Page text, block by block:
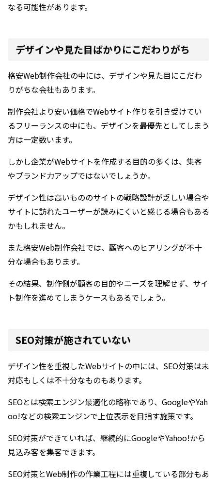
なる可能性があります。
デザインや見た目ばかりにこだわりがち
格安Web制作会社の中には、デザインや見た目にこだわ
りがちな会社もあります。
制作会社より安い価格でWebサイト作りを引き受けてい
るフリーランスの中にも、デザインを最優先としてしまう
方は一定数います。
しかし企業がWebサイトを作成する目的の多くは、集客
やブランド力アップではないでしょうか。
デザイン性は高いもののサイトの戦略設計が乏しい場合や
サイトに訪れたユーザーが読みにくいと感じる場合もある
かもしれません。
また格安Web制作会社では、顧客へのヒアリングが不十
分な場合もあります。
その結果、制作側が顧客の目的やニーズを理解せず、サイ
ト制作を進めてしまうケースもあるでしょう。
SEO対策が施されていない
デザイン性を重視したWebサイトの中には、SEO対策は未
対応もしくは不十分なものもあります。
SEOとは検索エンジン最適化の略称であり、GoogleやYah
oo!などの検索エンジンで上位表示を目指す施策です。
SEO対策ができていれば、継続的にGoogleやYahoo!から
見込み客を集客できます。
SEO対策とWeb制作の作業工程には重複している部分もあ